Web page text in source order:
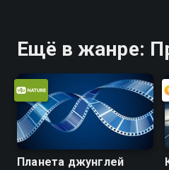
Ещё в жанре:
Планета джунглей